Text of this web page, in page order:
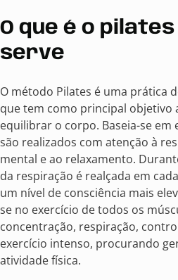
O que é o pilates
serve
O método Pilates é uma prática
que tem como principal objetivo
equilibrar o corpo. Baseia-se em
são realizados com atenção à
mental e ao relaxamento.
da respiração é realçada em
um nível de consciência mais
se no exercício de todos os
concentração, respiração,
exercício intenso, procurando
atividade física.